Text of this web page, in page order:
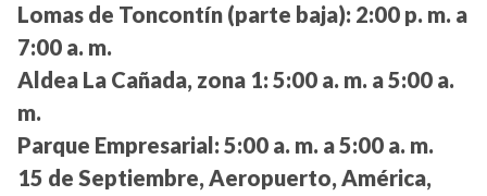
Lomas de Toncontín (parte baja): 2:00 p. m. a
7:00 a. m.
Aldea La Cañada, zona 1: 5:00 a. m. a 5:00 a.
m.
Parque Empresarial: 5:00 a. m. a 5:00 a. m.
15 de Septiembre, Aeropuerto, América,